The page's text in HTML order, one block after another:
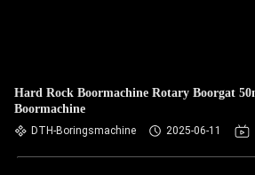
Hard Rock Boormachine Rotary Boorgat
Boormachine
DTH-Boringsmachine 2025-06-11